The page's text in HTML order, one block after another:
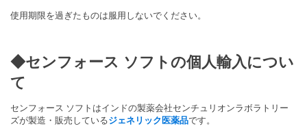
使用期限を過ぎたものは服用しないでください。
◆センフォース ソフト の個人輸入につい
て
センフォース ソフトはインドの製薬会社センチュリオンラボラトリー
ズが製造・販売しているジェネリック医薬品です。